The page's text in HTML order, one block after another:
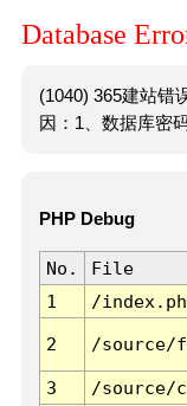
Database
(1040) 365建站错
因：1、数据库密
PHP Debug
No. File
1
/
2 /source/
3 /source/